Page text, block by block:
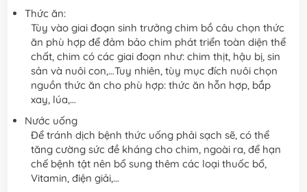
Thức ăn:
Tùy vào giai đoạn sinh trưởng chim bồ câu chọn thức
ăn phù hợp để đảm bảo chim phát triển toàn diện thể
chất, chim có các giai đoạn như: chim thịt, hậu bị, sin
sản và nuôi con,…Tuy nhiên, tùy mục đích nuôi chọn
nguồn thức ăn cho phù hợp: thức ăn hỗn hợp, bắp
xay, lúa,…
Nước uống
Để tránh dịch bệnh thức uống phải sạch sẽ, có thể
tăng cường sức đề kháng cho chim, ngoài ra, để hạn
chế bệnh tật nên bổ sung thêm các loại thuốc bổ,
Vitamin, điện giải,…